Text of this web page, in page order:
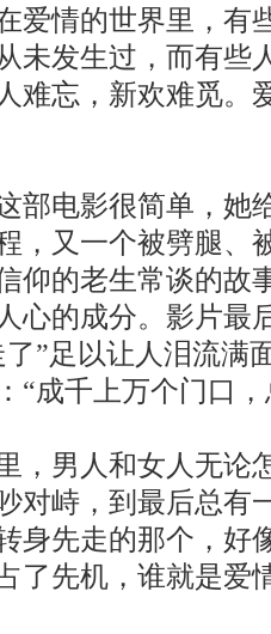
爱情的世界里，有
未发生过，而有些
难忘，新欢难觅。
电影很简单，她
，又一个被劈腿、
仰的老生常谈的故
心的成分。影片最
”足以让人泪流满
“成千上万个门口
男人和女人无论
对峙，到最后总有
身先走的那个，好
了先机，谁就是爱